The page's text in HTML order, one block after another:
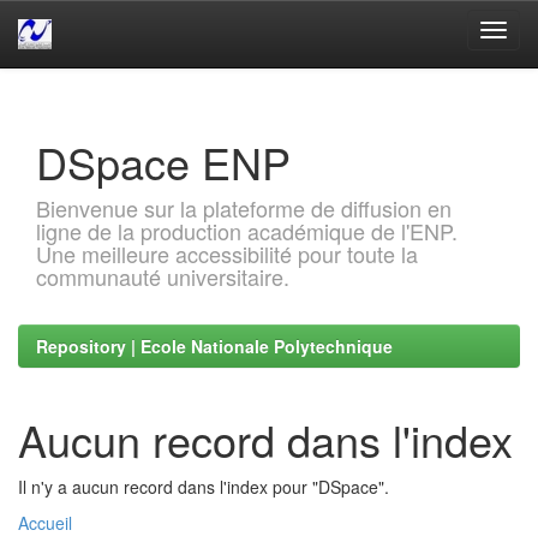
DSpace ENP
Bienvenue sur la plateforme de diffusion en
ligne de la production académique de l'ENP.
Une meilleure accessibilité pour toute la
communauté universitaire.
Repository | Ecole Nationale Polytechnique
Aucun record dans l'index
Il n'y a aucun record dans l'index pour "DSpace".
Accueil